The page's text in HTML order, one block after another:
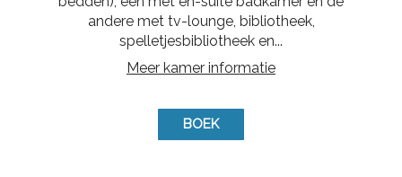
andere met tv-lounge, bibliotheek,
spelletjesbibliotheek en...
Meer kamer informatie
BOEK